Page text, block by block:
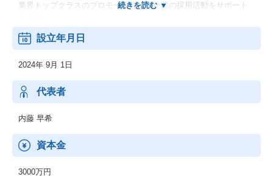
業界トップクラスのプロモーションで企業の採用活動をサポート
設立年月日
2024年 9月 1日
代表者
内藤 早希
資本金
3000万円